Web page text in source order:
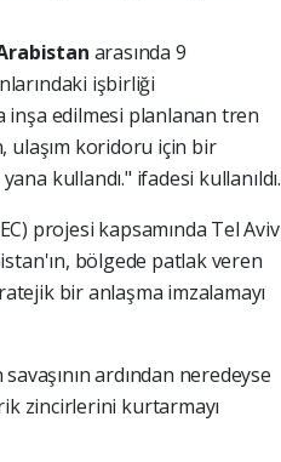
arasında 9
işbirliği
inşa edilmesi planlanan tren
ulaşım koridoru için bir
kullandı." ifadesi kullanıldı.
projesi kapsamında Tel Aviv
bölgede patlak veren
bir anlaşma imzalamayı
ardından neredeyse
zincirlerini kurtarmayı